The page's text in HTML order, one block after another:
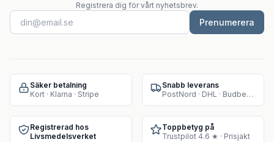
Registrera dig för vårt nyhetsbrev.
Prenumerera
Säker betalning
Kort · Klarna · Stripe
Snabb leverans
PostNord · DHL · Budbee · Instabox
Registrerad hos
Livsmedelsverket
Toppbetyg på
Trustpilot 4.6 ★ · Prisjakt